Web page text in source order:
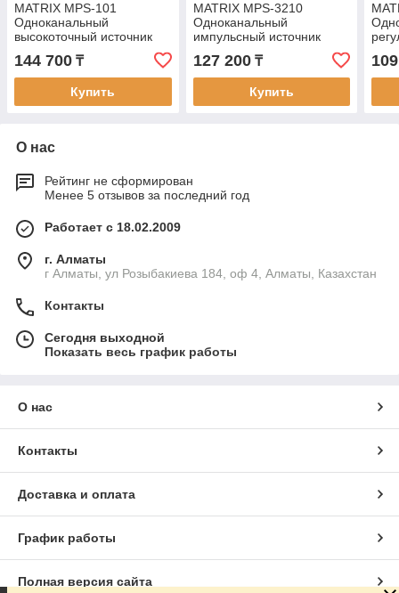
MATRIX MPS-101
Одноканальный
высокоточный источник
постоянного напряжения
(60 В, 3 А)
144 700 ₸
Купить
MATRIX MPS-3210
Одноканальный
импульсный источник
постоянного напряжения
(32 В, 10 А)
127 200₸
Купить
(30
О нас
Рейтинг не сформирован
Менее 5 отзывов за последний год
Работает с 18.02.2009
г. Алматы
г Алматы, ул Розыбакиева 184, оф 4, Алматы, Казахстан
Контакты
Сегодня выходной
Показать весь график работы
О нас
Контакты
Доставка и оплата
График работы
Полная версия сайта